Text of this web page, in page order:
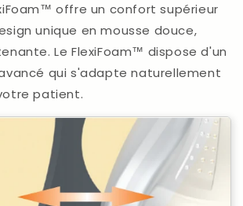
offre un confort supérieur
unique en mousse douce,
Le FlexiFoam™ dispose d'un
qui s'adapte naturellement
patient.